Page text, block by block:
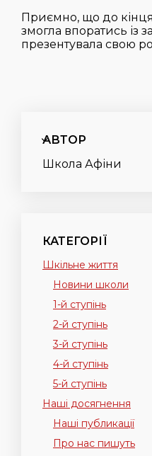
Приємно, що до
змогла впоратись із
презентувала свою
АВТОР
Школа Афіни
КАТЕГОРІЇ
Шкільне життя
Новини школи
1-й ступінь
2-й ступінь
3-й ступінь
4-й ступінь
5-й ступінь
Наші досягнення
Наші публикації
Про нас пишуть